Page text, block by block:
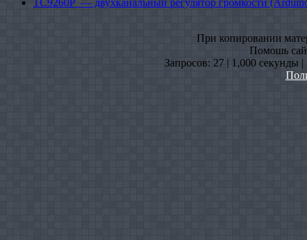
TC9260P — двухканальный регулятор громкости
При копировании
Помошь
Запросов: 27 | 1,000 секунды